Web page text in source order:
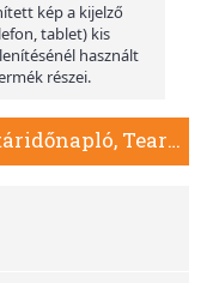
kép a kijelző
tablet) kis
használt
részei.
Joy 3D, B6 heti beosztású határidőnapló, Tearózsa